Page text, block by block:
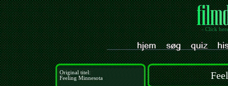
- Click
Original titel:
Feeling Minnesota